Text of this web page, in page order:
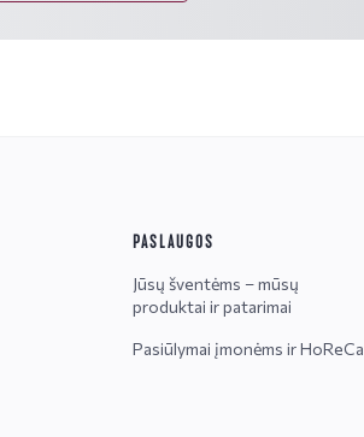
PASLAUGOS
Jūsų šventėms – mūsų
produktai ir patarimai
Pasiūlymai įmonėms ir HoReCa